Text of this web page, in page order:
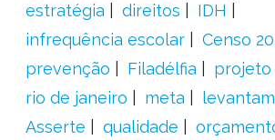
estratégia
direitos
IDH
infrequência escolar
Censo
prevenção
Filadélfia projeto
rio de janeiro
meta
Asserte
qualidade